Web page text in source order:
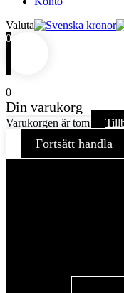
Valuta
0
0
Din varukorg
Varukorgen är tom
Fortsätt handla